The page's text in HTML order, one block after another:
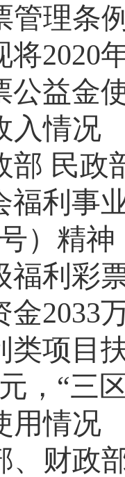
管理条
将2020
公益金
入情况
部 民政
福利事
）精神
福利彩
金2033
类项目
， “三
用情况
、财政